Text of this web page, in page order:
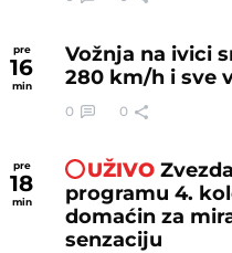
pre
16
min
Vožnja na ivici
280 km/h i sve
0 0
pre
18
min
UŽIVO
programu 4.
domaćin za
senzaciju